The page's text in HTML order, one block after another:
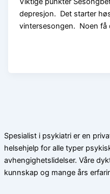
depresjon. Det starter
vintersesongen. Noen
Spesialist i psykiatri er en
helsehjelp for alle typer
avhengighetslidelser. Våre
kunnskap og mange års